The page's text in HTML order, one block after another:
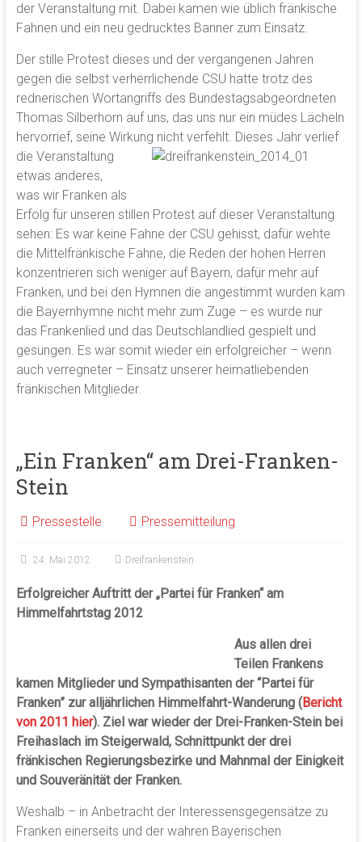
der Veranstaltung mit. Dabei kamen wie üblich fränkische
Fahnen und ein neu gedrucktes Banner zum Einsatz.
Der stille Protest dieses und der vergangenen Jahren
gegen die selbst verherrlichende CSU hatte trotz des
rednerischen Wortangriffs des Bundestagsabgeordneten
Thomas Silberhorn auf uns, das uns nur ein müdes Lächeln
hervorrief, seine Wirkung nicht verfehlt. Dieses Jahr verlief
die Veranstaltung
etwas anderes,
was wir Franken als
Erfolg für unseren stillen Protest auf dieser Veranstaltung
sehen: Es war keine Fahne der CSU gehisst, dafür wehte
die Mittelfränkische Fahne, die Reden der hohen Herren
konzentrieren sich weniger auf Bayern, dafür mehr auf
Franken, und bei den Hymnen die angestimmt wurden kam
die Bayernhymne nicht mehr zum Zuge – es wurde nur
das Frankenlied und das Deutschlandlied gespielt und
gesungen. Es war somit wieder ein erfolgreicher – wenn
auch verregneter – Einsatz unserer heimatliebenden
fränkischen Mitglieder.
„Ein Franken“ am Drei-Franken-
Stein
Pressestelle Pressemitteilung
24. Mai 2012 Dreifrankenstein
Erfolgreicher Auftritt der „Partei für Franken“ am
Himmelfahrtstag 2012
Aus allen drei
Teilen Frankens
kamen Mitglieder und Sympathisanten der “Partei für
Franken” zur alljährlichen Himmelfahrt-Wanderung (Bericht
von 2011 hier). Ziel war wieder der Drei-Franken-Stein bei
Freihaslach im Steigerwald, Schnittpunkt der drei
fränkischen Regierungsbezirke und Mahnmal der Einigkeit
und Souveränität der Franken.
Weshalb – in Anbetracht der Interessensgegensätze zu
Franken einerseits und der wahren Bayerischen